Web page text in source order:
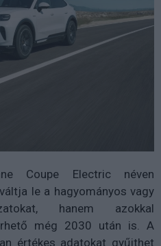
Coupe Electric néven
le a hagyományos vagy
hanem azokkal
még 2030 után is. A
értékes adatokat gyűjthet